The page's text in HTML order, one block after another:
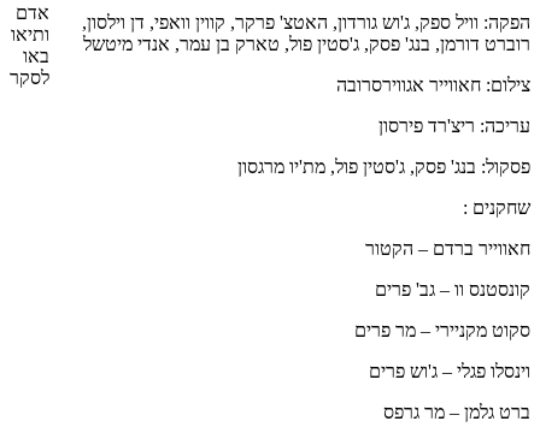
אדם
ותיאו
באו
לסקר
הפקה: וויל ספק, ג'וש גורדון, האטצ' פרקר, קווין וואפי, דן וילסון,
רוברט דורמן, בנג' פסק, ג'סטין פול, טארק בן עמר, אנדי מיטשל
צילום: חאווייר אגווירסרובה
עריכה: ריצ'רד פירסון
פסקול: בנג' פסק, ג'סטין פול, מת'יו מרגסון
שחקנים :
חאווייר ברדם – הקטור
קונסטנס וו – גב' פרים
סקוט מקניירי – מר פרים
וינסלו פגלי – ג'וש פרים
ברט גלמן – מר גרפס